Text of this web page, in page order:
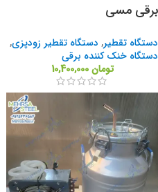
برقی مسی
دستگاه تقطیر, دستگاه تقطیر زودپزی,
دستگاه خنک کننده برقی
تومان10,400,000